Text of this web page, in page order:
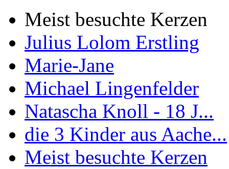
Meist besuchte Kerzen
Julius Lolom Erstling
Marie-Jane
Michael Lingenfelder
Natascha Knoll - 18 J...
die 3 Kinder aus Aache...
Meist besuchte Kerzen